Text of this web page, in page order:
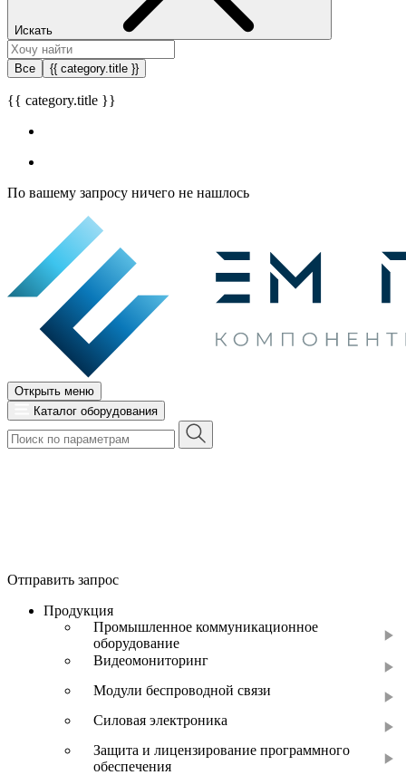
Искать
Все {{ category.title }}
{{ category.title }}
По вашему запросу ничего не нашлось
Открыть меню
Каталог оборудования
Отправить запрос
Продукция
Промышленное коммуникационное
оборудование
Видеомониторинг
Модули беспроводной связи
Силовая электроника
Защита и лицензирование программного
обеспечения